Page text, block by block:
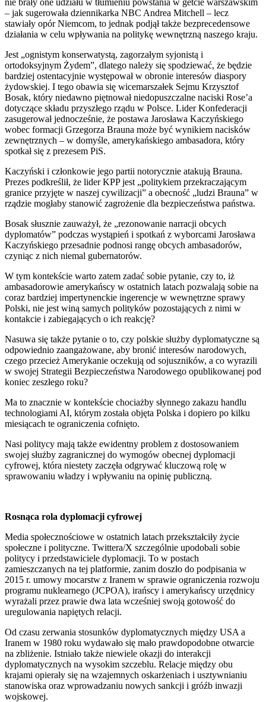
– jak sugerowała dziennikarka NBC Andrea Mitchell – lecz
stawiały opór Niemcom, to jednak podjął także bezprecedensowe
działania w celu wpływania na politykę wewnętrzną naszego kraju.
Jest „ognistym konserwatystą, zagorzałym syjonistą i
ortodoksyjnym Żydem”, dlatego należy się spodziewać, że będzie
bardziej ostentacyjnie występował w obronie interesów diaspory
żydowskiej. I tego obawia się wicemarszałek Sejmu Krzysztof
Bosak, który niedawno piętnował niedopuszczalne naciski Rose’a
dotyczące składu przyszłego rządu w Polsce. Lider Konfederacji
zasugerował jednocześnie, że postawa Jarosława Kaczyńskiego
wobec formacji Grzegorza Brauna może być wynikiem nacisków
zewnętrznych – w domyśle, amerykańskiego ambasadora, który
spotkał się z prezesem PiS.
Kaczyński i członkowie jego partii notorycznie atakują Brauna.
Prezes podkreślił, że lider KPP jest „politykiem przekraczającym
granice przyjęte w naszej cywilizacji” a obecność „ludzi Brauna” w
rządzie mogłaby stanowić zagrożenie dla bezpieczeństwa państwa.
Bosak słusznie zauważył, że „rezonowanie narracji obcych
dyplomatów” podczas wystąpień i spotkań z wyborcami Jarosława
Kaczyńskiego przesadnie podnosi rangę obcych ambasadorów,
czyniąc z nich niemal gubernatorów.
W tym kontekście warto zatem zadać sobie pytanie, czy to, iż
ambasadorowie amerykańscy w ostatnich latach pozwalają sobie na
coraz bardziej impertynenckie ingerencje w wewnętrzne sprawy
Polski, nie jest winą samych polityków pozostających z nimi w
kontakcie i zabiegających o ich reakcję?
Nasuwa się także pytanie o to, czy polskie służby dyplomatyczne są
odpowiednio zaangażowane, aby bronić interesów narodowych,
czego przecież Amerykanie oczekują od sojuszników, a co wyrazili
w swojej Strategii Bezpieczeństwa Narodowego opublikowanej pod
koniec zeszłego roku?
Ma to znacznie w kontekście chociażby słynnego zakazu handlu
technologiami AI, którym została objęta Polska i dopiero po kilku
miesiącach te ograniczenia cofnięto.
Nasi politycy mają także ewidentny problem z dostosowaniem
swojej służby zagranicznej do wymogów obecnej dyplomacji
cyfrowej, która niestety zaczęła odgrywać kluczową rolę w
sprawowaniu władzy i wpływaniu na opinię publiczną.
Rosnąca rola dyplomacji cyfrowej
Media społecznościowe w ostatnich latach przekształciły życie
społeczne i polityczne. Twittera/X szczególnie upodobali sobie
politycy i przedstawiciele dyplomacji. To w postach
zamieszczanych na tej platformie, zanim doszło do podpisania w
2015 r. umowy mocarstw z Iranem w sprawie ograniczenia rozwoju
programu nuklearnego (JCPOA), irańscy i amerykańscy urzędnicy
wyrażali przez prawie dwa lata wcześniej swoją gotowość do
uregulowania napiętych relacji.
Od czasu zerwania stosunków dyplomatycznych między USA a
Iranem w 1980 roku wydawało się mało prawdopodobne otwarcie
na zbliżenie. Istniało także niewiele okazji do interakcji
dyplomatycznych na wysokim szczeblu. Relacje między obu
krajami opierały się na wzajemnych oskarżeniach i usztywnianiu
stanowiska oraz wprowadzaniu nowych sankcji i gróźb inwazji
wojskowej.